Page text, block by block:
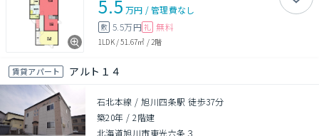
5.5 万円 /管理費なし
敷 5.5万円 礼 無料
1LDK/51.67㎡ /2階
賃貸アパート アルト１４
石北本線 / 旭川四条駅 徒歩37分
築20年 /2階建
北海道旭川市東光六条３